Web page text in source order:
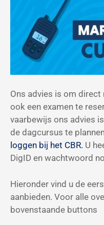
Ons advies is om direct
ook een examen te
vaarbewijs ons advies
de dagcursus te
loggen bij het CBR. U
DigID en wachtwoord
Hieronder vind u de
aanbieden. Voor alle
bovenstaande buttons